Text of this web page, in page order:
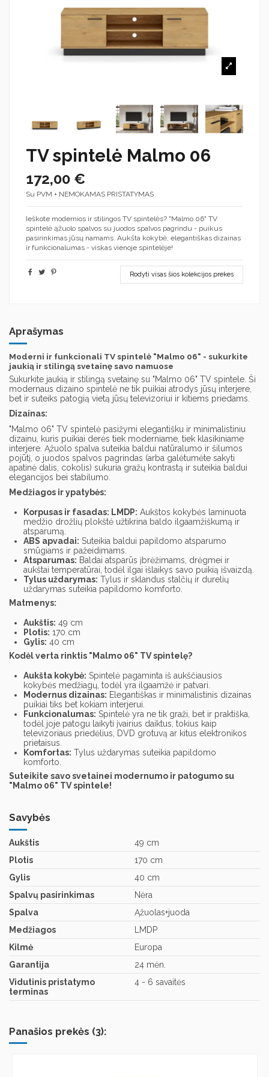
TV spintelė Malmo 06
172,00 €
Su PVM + NEMOKAMAS PRISTATYMAS
Ieškote modernios ir stilingos TV spintelės? "Malmo 06" TV
spintelė ąžuolo spalvos su juodos spalvos pagrindu - puikus
pasirinkimas jūsų namams. Aukšta kokybė, elegantiškas dizainas
ir funkcionalumas - viskas vienoje spintelėje!
Rodyti visas šios kolekcijos prekes
Aprašymas
Moderni ir funkcionali TV spintelė "Malmo 06" - sukurkite
jaukią ir stilingą svetainę savo namuose
Sukurkite jaukią ir stilingą svetainę su "Malmo 06" TV spintele. Ši
modernaus dizaino spintelė ne tik puikiai atrodys jūsų interjere,
bet ir suteiks patogią vietą jūsų televizoriui ir kitiems priedams.
Dizainas:
"Malmo 06" TV spintelė pasižymi elegantišku ir minimalistiniu
dizainu, kuris puikiai derės tiek moderniame, tiek klasikiniame
interjere. Ąžuolo spalva suteikia baldui natūralumo ir šilumos
pojūtį, o juodos spalvos pagrindas (arba galėtumėte sakyti
apatinė dalis, cokolis) sukuria gražų kontrastą ir suteikia baldui
elegancijos bei stabilumo.
Medžiagos ir ypatybės:
Korpusas ir fasadas: LMDP: Aukštos kokybės laminuota
medžio drožlių plokštė užtikrina baldo ilgaamžiškumą ir
atsparumą.
ABS apvadai: Suteikia baldui papildomo atsparumo
smūgiams ir pažeidimams.
Atsparumas: Baldai atsparūs įbrėžimams, drėgmei ir
aukštai temperatūrai, todėl ilgai išlaikys savo puikią išvaizdą.
Tylus uždarymas: Tylus ir sklandus stalčių ir durelių
uždarymas suteikia papildomo komforto.
Matmenys:
Aukštis: 49 cm
Plotis: 170 cm
Gylis: 40 cm
Kodėl verta rinktis "Malmo 06" TV spintelę?
Aukšta kokybė: Spintelė pagaminta iš aukščiausios
kokybės medžiagų, todėl yra ilgaamžė ir patvari.
Modernus dizainas: Elegantiškas ir minimalistinis dizainas
puikiai tiks bet kokiam interjerui.
Funkcionalumas: Spintelė yra ne tik graži, bet ir praktiška,
todėl joje patogu laikyti įvairius daiktus, tokius kaip
televizoriaus priedėlius, DVD grotuvą ar kitus elektronikos
prietaisus.
Komfortas: Tylus uždarymas suteikia papildomo
komforto.
Suteikite savo svetainei modernumo ir patogumo su
"Malmo 06" TV spintele!
Savybės
Aukštis
49 cm
Plotis
170 cm
Gylis
40 cm
Spalvų pasirinkimas
Nėra
Spalva
Ąžuolas+juoda
Medžiagos
LMDP
Kilmė
Europa
Garantija
24 mėn.
Vidutinis pristatymo
terminas
4 - 6 savaitės
Panašios prekės (3):